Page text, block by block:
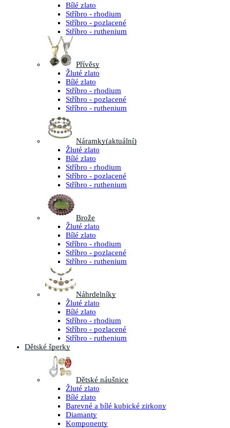
Bílé zlato
Stříbro - rhodium
Stříbro - pozlacené
Stříbro - ruthenium
Přívěsy
Žluté zlato
Bílé zlato
Stříbro - rhodium
Stříbro - pozlacené
Stříbro - ruthenium
Náramky(aktuální)
Žluté zlato
Bílé zlato
Stříbro - rhodium
Stříbro - pozlacené
Stříbro - ruthenium
Brože
Žluté zlato
Bílé zlato
Stříbro - rhodium
Stříbro - pozlacené
Stříbro - ruthenium
Náhrdelníky
Žluté zlato
Bílé zlato
Stříbro - rhodium
Stříbro - pozlacené
Stříbro - ruthenium
Dětské šperky
Dětské náušnice
Žluté zlato
Bílé zlato
Barevné a bílé kubické zirkony
Diamanty
Komponenty